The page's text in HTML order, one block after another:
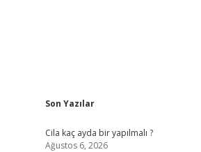
Sidebar
Son Yazılar
Cila kaç ayda bir yapılmalı ?
Ağustos 6, 2026